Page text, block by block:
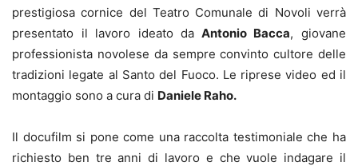
prestigiosa cornice del Teatro Comunale di Novoli verrà
presentato il lavoro ideato da Antonio Bacca, giovane
professionista novolese da sempre convinto cultore delle
tradizioni legate al Santo del Fuoco. Le riprese video ed il
montaggio sono a cura di Daniele Raho.
Il docufilm si pone come una raccolta testimoniale che ha
richiesto ben tre anni di lavoro e che vuole indagare il